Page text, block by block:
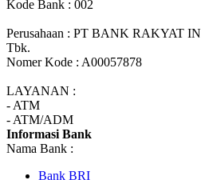
Kode Bank : 002
Perusahaan : PT BANK RAKYAT
Tbk.
Nomer Kode : A00057878
LAYANAN :
- ATM
- ATM/ADM
Informasi Bank
Nama Bank :
Bank BRI